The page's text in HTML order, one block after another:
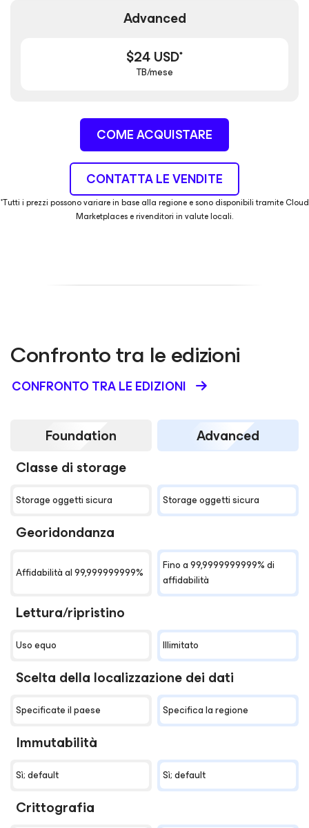
Advanced
$24 USD*
TB/mese
COME ACQUISTARE
CONTATTA LE VENDITE
*Tutti i prezzi possono variare in base alla regione e sono disponibili tramite Cloud
Marketplaces e rivenditori in valute locali.
Confronto tra le edizioni
CONFRONTO TRA LE EDIZIONI
Foundation
Advanced
Classe di storage
Storage oggetti sicura Storage oggetti sicura
Georidondanza
Affidabilità al 99,999999999%
Fino a 99,9999999999% di
affidabilità
Lettura/ripristino
Uso equo Illimitato
Scelta della localizzazione dei dati
Specificate il paese Specifica la regione
Immutabilità
Sì; default Sì; default
Crittografia